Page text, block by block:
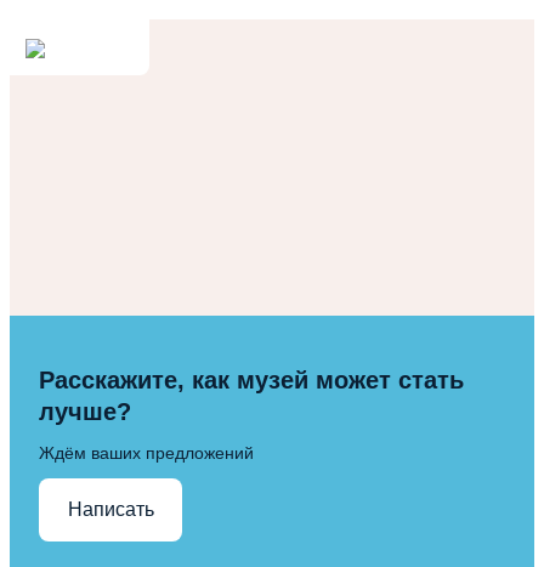
Расскажите, как музей может стать
лучше?
Ждём ваших предложений
Написать